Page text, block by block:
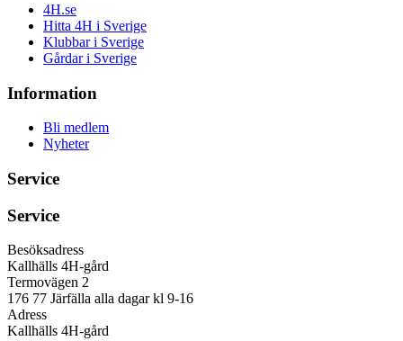
4H.se
Hitta 4H i Sverige
Klubbar i Sverige
Gårdar i Sverige
Information
Bli medlem
Nyheter
Service
Service
Besöksadress
Kallhälls 4H-gård
Termovägen 2
176 77 Järfälla alla dagar kl 9-16
Adress
Kallhälls 4H-gård